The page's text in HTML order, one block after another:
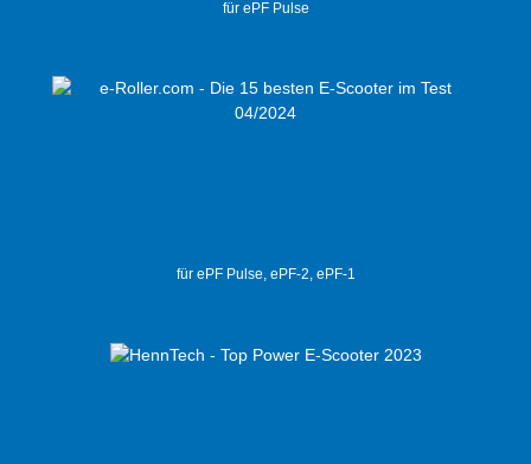
für ePF Pulse
für ePF Pulse, ePF-2, ePF-1